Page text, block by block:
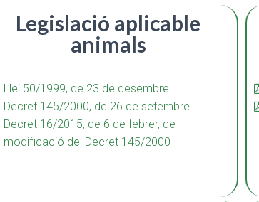
Legislació aplicable
animals
Llei 50/1999, de 23 de desembre
Decret 145/2000, de 26 de setembre
Decret 16/2015, de 6 de febrer, de
modificació del Decret 145/2000